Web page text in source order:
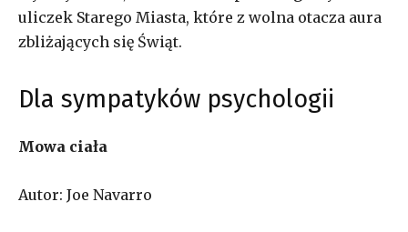
uliczek Starego Miasta, które z wolna otacza aura
zbliżających się Świąt.
Dla sympatyków psychologii
Mowa ciała
Autor: Joe Navarro